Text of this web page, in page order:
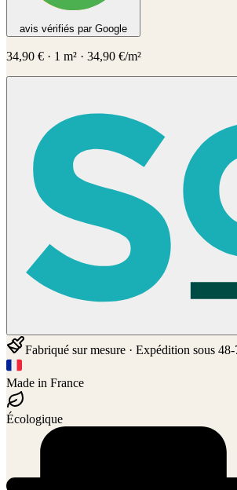
avis vérifiés par Google
34,90 € · 1 m² · 34,90 €/m²
Fabriqué sur mesure · Expédition sous 48-
Made in France
Écologique